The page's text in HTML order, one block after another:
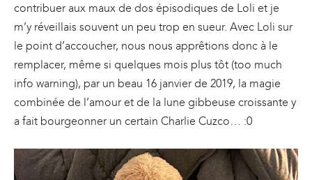
contribuer aux maux de dos épisodiques de Loli et je
m’y réveillais souvent un peu trop en sueur. Avec Loli sur
le point d’accoucher, nous nous apprêtions donc à le
remplacer, même si quelques mois plus tôt (too much
info warning), par un beau 16 janvier de 2019, la magie
combinée de l’amour et de la lune gibbeuse croissante y
a fait bourgeonner un certain Charlie Cuzco… :0